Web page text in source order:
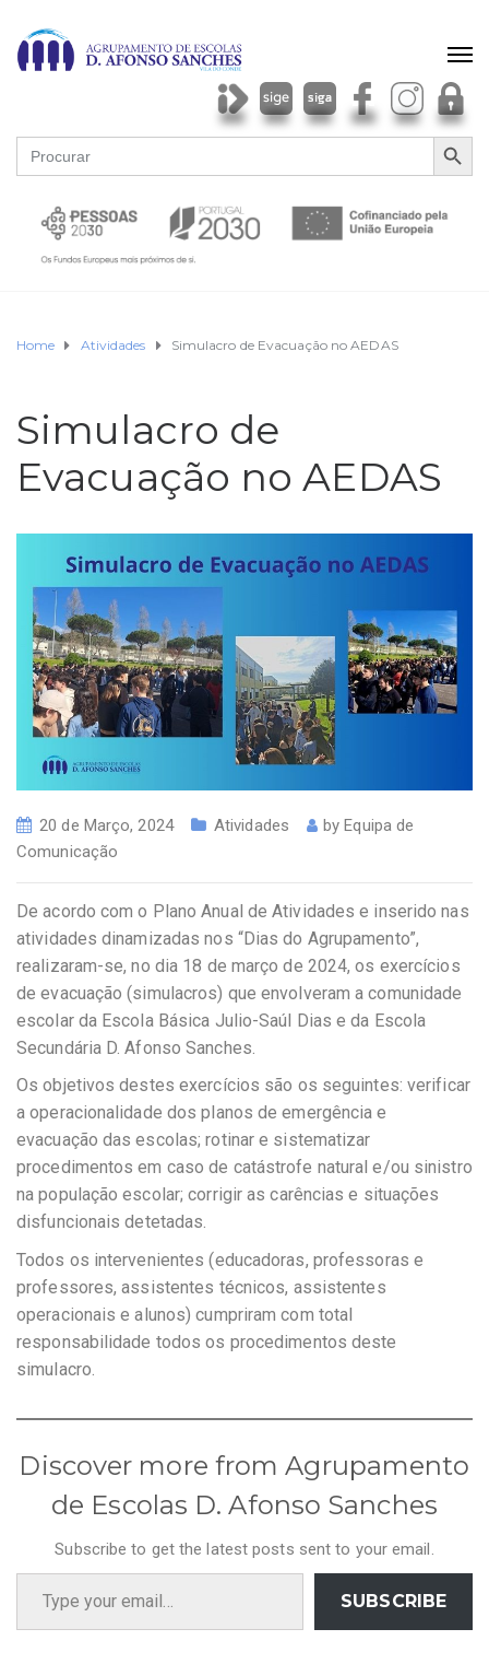
Search
for:
SEARCH
Home Atividades Simulacro de Evacuação no AEDAS
Simulacro de
Evacuação no AEDAS
20 de Março, 2024 Atividades byEquipa de
Comunicação
De acordo com o Plano Anual de Atividades e inserido nas
atividades dinamizadas nos “Dias do Agrupamento”,
realizaram-se, no dia 18 de março de 2024, os exercícios
de evacuação (simulacros) que envolveram a comunidade
escolar da Escola Básica Julio-Saúl Dias e da Escola
Secundária D. Afonso Sanches.
Os objetivos destes exercícios são os seguintes: verificar
a operacionalidade dos planos de emergência e
evacuação das escolas; rotinar e sistematizar
procedimentos em caso de catástrofe natural e/ou sinistro
na população escolar; corrigir as carências e situações
disfuncionais detetadas.
Todos os intervenientes (educadoras, professoras e
professores, assistentes técnicos, assistentes
operacionais e alunos) cumpriram com total
responsabilidade todos os procedimentos deste
simulacro.
Discover more from Agrupamento
de Escolas D. Afonso Sanches
Subscribe to get the latest posts sent to your email.
Type your email…
SUBSCRIBE